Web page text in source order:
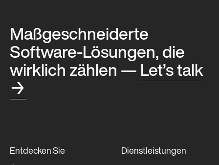
Maßgeschneiderte
Software-Lösungen, die
wirklich zählen — Let’s talk
→
Entdecken Sie
Dienstleistungen